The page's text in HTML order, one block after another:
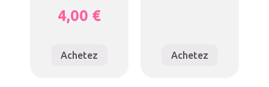
4,00 €
Achetez Achetez